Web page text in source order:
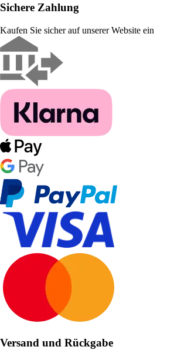
Sichere Zahlung
Kaufen Sie sicher auf unserer Website ein
Versand und Rückgabe